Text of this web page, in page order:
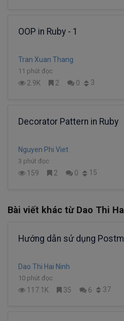
OOP in Ruby - 1
Tran Xuan Thang
11 phút đọc
2.9K 2 0 3
Decorator Pattern in Ruby
Nguyen Phi Viet
3 phút đọc
159 2 0 15
Bài viết khác từ Dao Thi
Hướng dẫn sử dụng
Dao Thi Hai Ninh
10 phút đọc
117.1K 35 6 37